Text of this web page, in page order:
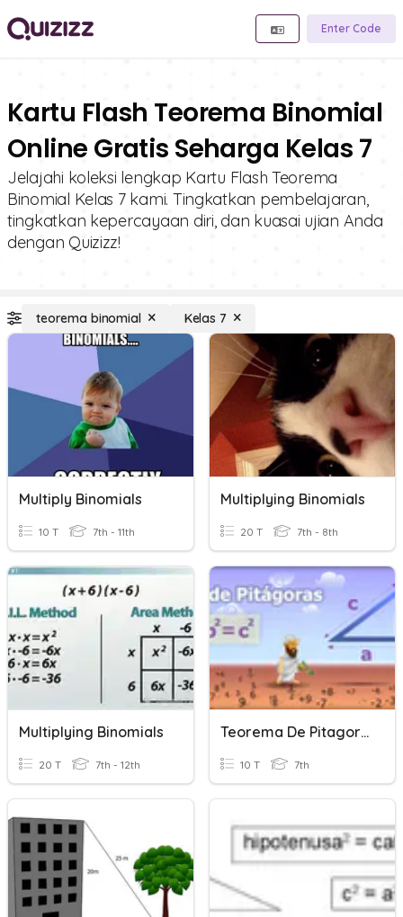
Enter Code
Kartu Flash Teorema Binomial
Online Gratis Seharga Kelas 7
Jelajahi koleksi lengkap Kartu Flash Teorema
Binomial Kelas 7 kami. Tingkatkan pembelajaran,
tingkatkan kepercayaan diri, dan kuasai ujian Anda
dengan Quizizz!
teorema binomial Kelas 7
Multiply Binomials
10 T 7th - 11th
Multiplying Binomials
20 T 7th - 8th
Multiplying Binomials
20 T 7th - 12th
Teorema De Pitagoras
10 T 7th